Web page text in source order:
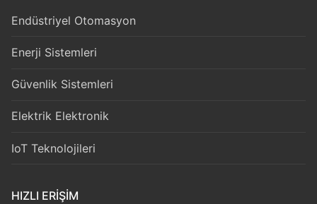
Endüstriyel Otomasyon
Enerji Sistemleri
Güvenlik Sistemleri
Elektrik Elektronik
IoT Teknolojileri
HIZLI ERIŞIM